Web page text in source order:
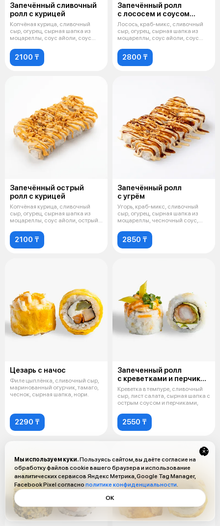
Запечённый сливочный
ролл с курицей
Копчёная курица, сливочный
сыр, огурец, сырная шапка из
моцареллы, соус айоли, соус
2100 ₸
Запечённый ролл
с лососем и соусом
айоли
Лосось, краб-микс, сливочный
сыр, огурец, сырная шапка из
моцареллы, соус айоли, соус
2800 ₸
Запечённый острый
ролл с курицей
Копчёная курица, сливочный
сыр, огурец, сырная шапка из
моцареллы, соус айоли, острый
2100 ₸
Запечённый ролл
с угрём
Угорь, краб-микс, сливочный
сыр, огурец, сырная шапка из
моцареллы, чесночный соус,
2850 ₸
Цезарь с начос
Филе цыплёнка, сливочный сыр,
маринованный огурчик, тамаго,
чеснок, сырная шапка, нори.
2290 ₸
Запеченный ролл
с креветками и перчиком
чили
Креветка в темпуре, сливочный
сыр, лист салата, сырная шапка с
острым соусом и перчиками,
2550 ₸
Мы используем куки.Пользуясь сайтом, вы даёте согласие на
обработку файлов cookie вашего браузера и использование
аналитических сервисов Яндекс Метрика, Google Tag Manager,
Facebook Pixel согласно политике конфиденциальности.
ОК